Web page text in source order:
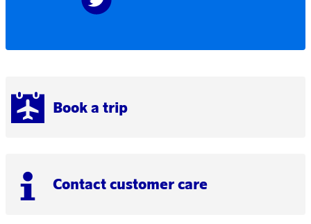
Book a trip
Contact customer care